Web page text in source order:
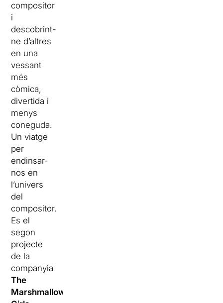
compositor
i
descobrint-
ne d’altres
en una
vessant
més
còmica,
divertida i
menys
coneguda.
Un viatge
per
endinsar-
nos en
l’univers
del
compositor.
Es el
segon
projecte
de la
companyia
The
Marshmallow